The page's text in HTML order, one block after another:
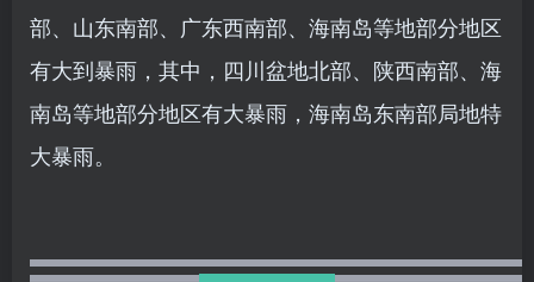
部、山东南部、广东西南部、海南岛等地部分地区
有大到暴雨，其中，四川盆地北部、陕西南部、海
南岛等地部分地区有大暴雨，海南岛东南部局地特
大暴雨。